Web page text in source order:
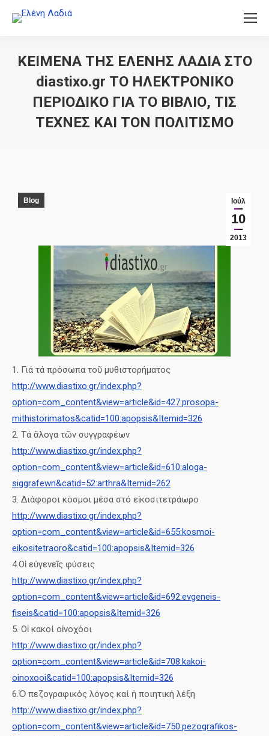
ΚΕΙΜΕΝΑ ΤΗΣ ΕΛΕΝΗΣ ΛΑΔΙΑ ΣΤΟ
diastixo.gr ΤΟ ΗΛΕΚΤΡΟΝΙΚΟ
ΠΕΡΙΟΔΙΚΟ ΓΙΑ ΤΟ ΒΙΒΛΙΟ, ΤΙΣ
ΤΕΧΝΕΣ ΚΑΙ ΤΟΝ ΠΟΛΙΤΙΣΜΟ
Ιούλ
10
2013
Blog
1. Γιά τά πρόσωπα τοῦ μυθιστορήματος
http://www.diastixo.gr/index.php?
option=com_content&view=article&id=427:prosopa-
mithistorimatos&catid=100:apopsis&Itemid=326
2. Τά ἄλογα τῶν συγγραφέων
http://www.diastixo.gr/index.php?
option=com_content&view=article&id=610:aloga-
siggrafewn&catid=52:arthra&Itemid=262
3. Διάφοροι κόσμοι μέσα στό εἰκοσιτετράωρο
http://www.diastixo.gr/index.php?
option=com_content&view=article&id=655:kosmoi-
eikositetraoro&catid=100:apopsis&Itemid=326
4.Οἱ εὐγενεῖς φύσεις
http://www.diastixo.gr/index.php?
option=com_content&view=article&id=692:evgeneis-
fiseis&catid=100:apopsis&Itemid=326
5. Οἱ κακοί οἰνοχόοι
http://www.diastixo.gr/index.php?
option=com_content&view=article&id=708:kakoi-
oinoxooi&catid=100:apopsis&Itemid=326
6.Ὀ πεζογραφικός λόγος καί ἡ ποιητική λέξη
http://www.diastixo.gr/index.php?
option=com_content&view=article&id=750:pezografikos-